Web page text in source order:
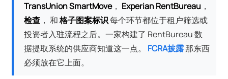
TransUnion SmartMove， Experian RentBureau ，
检查， 和格子图案标识每个环节都位于租户筛选或
投资者入驻流程之后。一家构建了 RentBureau 数
据提取系统的供应商知道这一点。 FCRA披露那东西
必须放在它上面。